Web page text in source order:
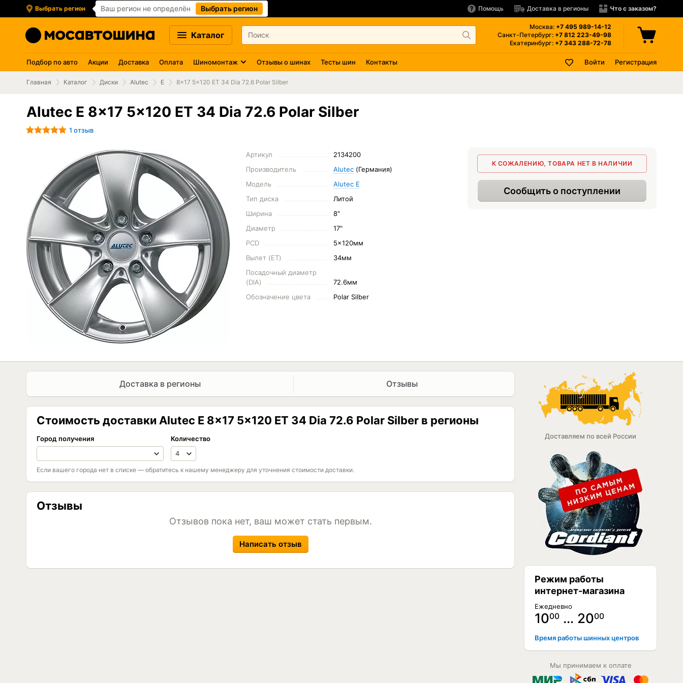
Выбрать регион Ваш регион не определён Выбрать регион Помощь Доставка в регионы Что с заказом?
Каталог
Москва: +7 495 989-14-12
Санкт-Петербург: +7 812 223-49-98
Екатеринбург: +7 343 288-72-78
Подбор по авто Акции Доставка Оплата Шиномонтаж Отзывы о шинах Тесты шин Контакты Войти Регистрация
Главная Каталог Диски Alutec E 8x17 5x120 ET 34 Dia 72.6 Polar Silber
Alutec E 8x17 5x120 ET 34 Dia 72.6 Polar Silber
1 отзыв
Артикул
2134200
Производитель
Alutec(Германия)
Модель
Alutec E
Тип диска
Литой
Ширина
8"
Диаметр
17"
PCD
5x120мм
Вылет (ET)
34мм
Посадочный диаметр
(DIA)
72.6мм
Обозначение цвета
Polar Silber
К СОЖАЛЕНИЮ, ТОВАРА НЕТ В НАЛИЧИИ
Сообщить о поступлении
Доставка в регионы Отзывы
Стоимость доставки Alutec E 8x17 5x120 ET 34 Dia 72.6 Polar Silber в регионы
Город получения Количество
Если вашего города нет в списке — обратитесь к нашему менеджеру для уточнения стоимости доставки.
Отзывы
Отзывов пока нет, ваш может стать первым.
Написать отзыв
Доставляем по всей России
Режим работы
интернет-магазина
Ежедневно
1000 … 2000
Время работы шинных центров
Мы принимаем к оплате